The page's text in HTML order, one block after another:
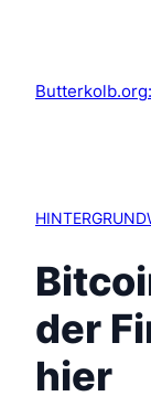
der
hier